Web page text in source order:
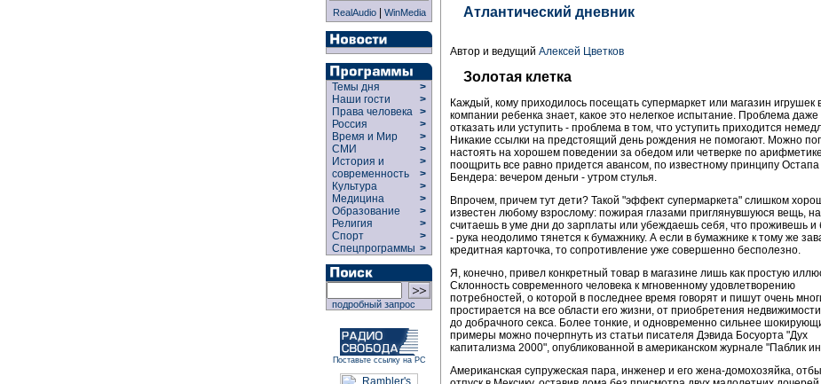
RealAudio| WinMedia
Темы дня
>
Наши гости
>
Права человека >
Россия
>
Время и Мир
>
СМИ
>
История и
современность
>
>
Культура
>
Медицина
>
Образование
>
Религия
>
Спорт
>
Спецпрограммы >
подробный запрос
Поставьте ссылку на РС
Атлантический дневник
Автор и ведущий Алексей Цветков
Золотая клетка
Каждый, кому приходилось посещать супермаркет или магазин игрушек
компании ребенка знает, какое это нелегкое испытание. Проблема даже
отказать или уступить - проблема в том, что уступить приходится
Никакие ссылки на предстоящий день рождения не помогают. Можно
настоять на хорошем поведении за обедом или четверке по
поощрить все равно придется авансом, по известному принципу Остапа
Бендера: вечером деньги - утром стулья.
Впрочем, причем тут дети? Такой "эффект супермаркета" слишком
известен любому взрослому: пожирая глазами приглянувшуюся вещь,
считаешь в уме дни до зарплаты или убеждаешь себя, что проживешь и
- рука неодолимо тянется к бумажнику. А если в бумажнике к тому же
кредитная карточка, то сопротивление уже совершенно бесполезно.
Я, конечно, привел конкретный товар в магазине лишь как простую
Склонность современного человека к мгновенному удовлетворению
потребностей, о которой в последнее время говорят и пишут очень
простирается на все области его жизни, от приобретения
до добрачного секса. Более тонкие, и одновременно сильнее
примеры можно почерпнуть из статьи писателя Дэвида Босуорта "Дух
капитализма 2000", опубликованной в американском журнале "Паблик
Американская супружеская пара, инженер и его жена-домохозяйка,